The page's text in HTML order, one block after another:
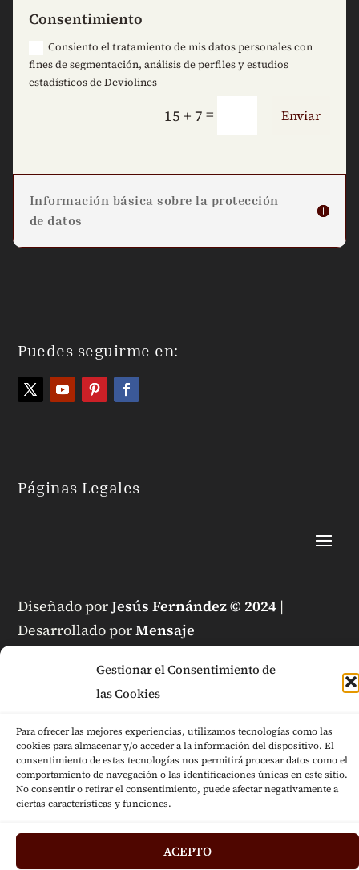
Gestionar el Consentimiento de
las Cookies
Para ofrecer las mejores experiencias, utilizamos tecnologías como las
cookies para almacenar y/o acceder a la información del dispositivo. El
consentimiento de estas tecnologías nos permitirá procesar datos como el
comportamiento de navegación o las identificaciones únicas en este sitio.
No consentir o retirar el consentimiento, puede afectar negativamente a
ciertas características y funciones.
ACEPTO
Consentimiento
Consiento el tratamiento de mis datos personales con
fines de segmentación, análisis de perfiles y estudios
estadísticos de Deviolines
15 + 7 = Enviar
Información básica sobre la protección
de datos
Puedes seguirme en:
Páginas Legales
Diseñado porJesús Fernández © 2024 |
Desarrollado porMensaje